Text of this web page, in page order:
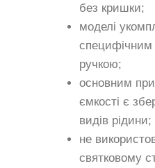
без кришки;
моделі
специфічним
ручкою;
основним
ємкості є
видів рідини;
не
святковому